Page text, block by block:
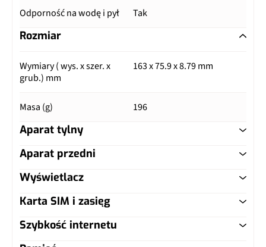
Odporność na wodę i pył Tak
Rozmiar
Wymiary ( wys. x szer. x
grub.) mm
163 x 75.9 x 8.79 mm
Masa (g) 196
Aparat tylny
Główny aparat
Autofocus
Aparat przedni
Główny aparat
Matryca
Wyświetlacz
Typ ekranu
Karta SIM i zasięg
Typ karty SIM
Szybkość internetu